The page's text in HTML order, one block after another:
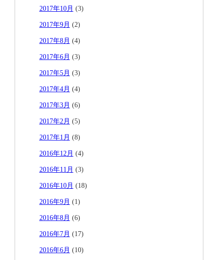
2017年10月 (3)
2017年9月 (2)
2017年8月 (4)
2017年6月 (3)
2017年5月 (3)
2017年4月 (4)
2017年3月 (6)
2017年2月 (5)
2017年1月 (8)
2016年12月 (4)
2016年11月 (3)
2016年10月 (18)
2016年9月 (1)
2016年8月 (6)
2016年7月 (17)
2016年6月 (10)